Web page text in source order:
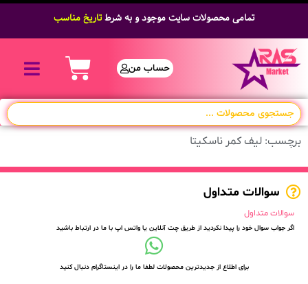
تمامی محصولات سایت موجود و به شرطتاریخ مناسب
حساب من
برچسب: لیف کمر ناسکیتا
سوالات متداول
سوالات متداول
اگر جواب سوال خود را پیدا نکردید از طریق چت آنلاین یا واتس اپ با ما در ارتباط باشید
برای اطلاع از جدیدترین محصولات لطفا ما را در اینستاگرام دنبال کنید